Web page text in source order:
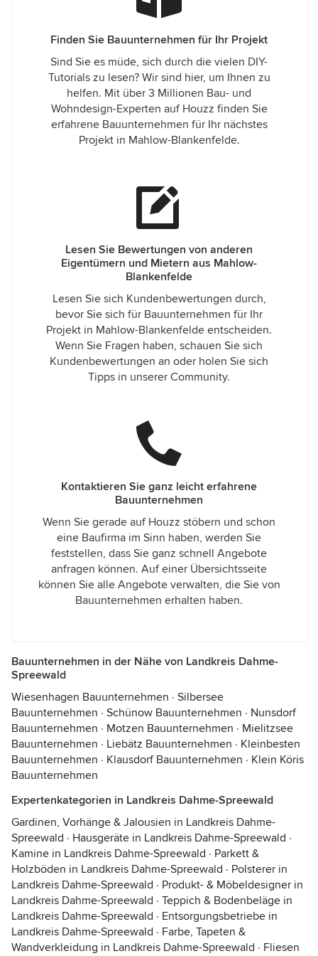
Finden Sie Bauunternehmen für Ihr Projekt
Sind Sie es müde, sich durch die vielen DIY-
Tutorials zu lesen? Wir sind hier, um Ihnen zu
helfen. Mit über 3 Millionen Bau- und
Wohndesign-Experten auf Houzz finden Sie
erfahrene Bauunternehmen für Ihr nächstes
Projekt in Mahlow-Blankenfelde.
Lesen Sie Bewertungen von anderen
Eigentümern und Mietern aus Mahlow-
Blankenfelde
Lesen Sie sich Kundenbewertungen durch,
bevor Sie sich für Bauunternehmen für Ihr
Projekt in Mahlow-Blankenfelde entscheiden.
Wenn Sie Fragen haben, schauen Sie sich
Kundenbewertungen an oder holen Sie sich
Tipps in unserer Community.
Kontaktieren Sie ganz leicht erfahrene
Bauunternehmen
Wenn Sie gerade auf Houzz stöbern und schon
eine Baufirma im Sinn haben, werden Sie
feststellen, dass Sie ganz schnell Angebote
anfragen können. Auf einer Übersichtsseite
können Sie alle Angebote verwalten, die Sie von
Bauunternehmen erhalten haben.
Bauunternehmen in der Nähe von Landkreis Dahme-
Spreewald
Wiesenhagen Bauunternehmen · Silbersee
Bauunternehmen · Schünow Bauunternehmen · Nunsdorf
Bauunternehmen · Motzen Bauunternehmen · Mielitzsee
Bauunternehmen · Liebätz Bauunternehmen · Kleinbesten
Bauunternehmen · Klausdorf Bauunternehmen · Klein Köris
Bauunternehmen
Expertenkategorien in Landkreis Dahme-Spreewald
Gardinen, Vorhänge & Jalousien in Landkreis Dahme-
Spreewald · Hausgeräte in Landkreis Dahme-Spreewald ·
Kamine in Landkreis Dahme-Spreewald · Parkett &
Holzböden in Landkreis Dahme-Spreewald · Polsterer in
Landkreis Dahme-Spreewald · Produkt- & Möbeldesigner in
Landkreis Dahme-Spreewald · Teppich & Bodenbeläge in
Landkreis Dahme-Spreewald · Entsorgungsbetriebe in
Landkreis Dahme-Spreewald · Farbe, Tapeten &
Wandverkleidung in Landkreis Dahme-Spreewald · Fliesen